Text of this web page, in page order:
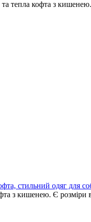
тепла кофта з
стильний одяг для
з кишенею. Є